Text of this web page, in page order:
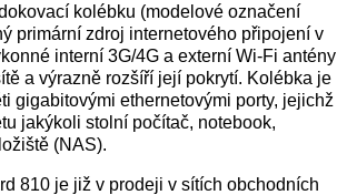
kolébku (modelové označení
primární zdroj internetového připojení v
interní 3G/4G a externí Wi-Fi antény
a výrazně rozšíří její pokrytí. Kolébka je
gigabitovými ethernetovými porty, jejichž
jakýkoli stolní počítač, notebook,
(NAS).
810 je již v prodeji v sítích obchodních